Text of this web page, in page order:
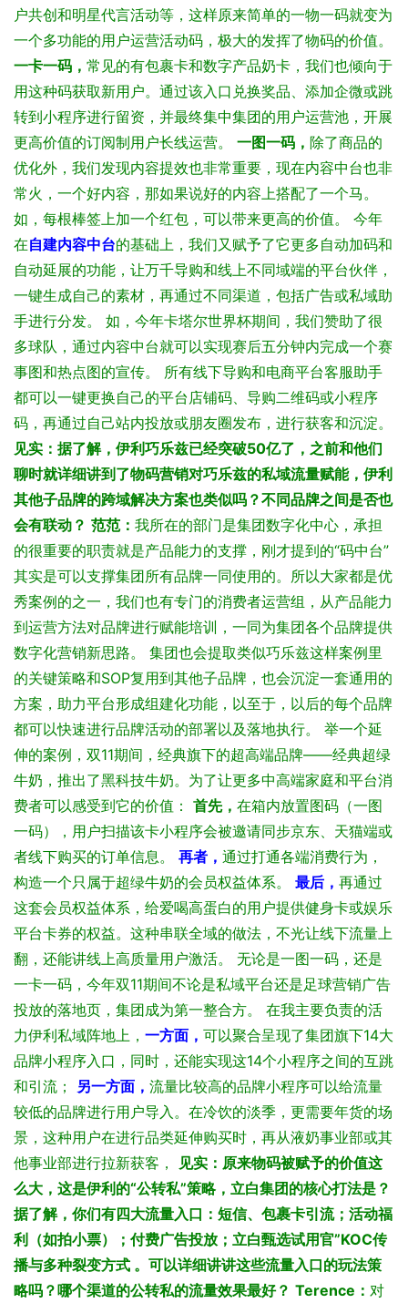
户共创和明星代言活动等，这样原来简单的一物一码就变为
一个多功能的用户运营活动码，极大的发挥了物码的价值。
一卡一码， 常见的有包裹卡和数字产品奶卡，我们也倾向于
用这种码获取新用户。通过该入口兑换奖品、添加企微或跳
转到小程序进行留资，并最终集中集团的用户运营池，开展
更高价值的订阅制用户长线运营。
一图一码， 除了商品的
优化外，我们发现内容提效也非常重要，现在内容中台也非
常火，一个好内容，那如果说好的内容上搭配了一个马。
如，每根棒签上加一个红包，可以带来更高的价值。
今年
在自建内容中台的基础上，我们又赋予了它更多自动加码和
自动延展的功能，让万千导购和线上不同域端的平台伙伴，
一键生成自己的素材，再通过不同渠道，包括广告或私域助
手进行分发。
如，今年卡塔尔世界杯期间，我们赞助了很
多球队，通过内容中台就可以实现赛后五分钟内完成一个赛
事图和热点图的宣传。
所有线下导购和电商平台客服助手
都可以一键更换自己的平台店铺码、导购二维码或小程序
码，再通过自己站内投放或朋友圈发布，进行获客和沉淀。
见实：据了解，伊利巧乐兹已经突破50亿了，之前和他们
聊时就详细讲到了物码营销对巧乐兹的私域流量赋能，伊利
其他子品牌的跨域解决方案也类似吗？不同品牌之间是否也
会有联动？ 范范： 我所在的部门是集团数字化中心，承担
的很重要的职责就是产品能力的支撑，刚才提到的“码中台”
其实是可以支撑集团所有品牌一同使用的。所以大家都是优
秀案例的之一，我们也有专门的消费者运营组，从产品能力
到运营方法对品牌进行赋能培训，一同为集团各个品牌提供
数字化营销新思路。
集团也会提取类似巧乐兹这样案例里
的关键策略和SOP复用到其他子品牌，也会沉淀一套通用的
方案，助力平台形成组建化功能，以至于，以后的每个品牌
都可以快速进行品牌活动的部署以及落地执行。
举一个延
伸的案例，双11期间，经典旗下的超高端品牌——经典超绿
牛奶，推出了黑科技牛奶。为了让更多中高端家庭和平台消
费者可以感受到它的价值： 首先， 在箱内放置图码（一图
一码），用户扫描该卡小程序会被邀请同步京东、天猫端或
者线下购买的订单信息。
再者， 通过打通各端消费行为，
构造一个只属于超绿牛奶的会员权益体系。
最后， 再通过
这套会员权益体系，给爱喝高蛋白的用户提供健身卡或娱乐
平台卡券的权益。这种串联全域的做法，不光让线下流量上
翻，还能讲线上高质量用户激活。
无论是一图一码，还是
一卡一码，今年双11期间不论是私域平台还是足球营销广告
投放的落地页，集团成为第一整合方。
在我主要负责的活
力伊利私域阵地上， 一方面， 可以聚合呈现了集团旗下14大
品牌小程序入口，同时，还能实现这14个小程序之间的互跳
和引流；
另一方面， 流量比较高的品牌小程序可以给流量
较低的品牌进行用户导入。 在冷饮的淡季，更需要年货的场
景，这种用户在进行品类延伸购买时，再从液奶事业部或其
他事业部进行拉新获客，
见实：原来物码被赋予的价值这
么大，这是伊利的“公转私”策略，立白集团的核心打法是？
据了解，你们有四大流量入口：短信、包裹卡引流；活动福
利（如拍小票）；付费广告投放；立白甄选试用官”KOC传
播与多种裂变方式 。可以详细讲讲这些流量入口的玩法策
略吗？哪个渠道的公转私的流量效果最好？ Terence： 对